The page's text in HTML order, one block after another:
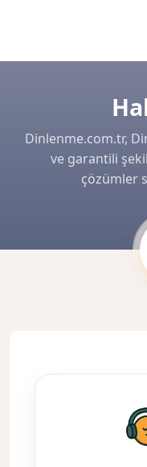
Dinlenme.com.tr,
ve garantili
çözümler